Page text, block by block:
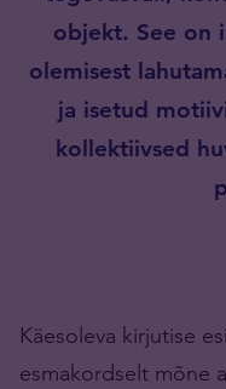
objekt. See on
olemisest
ja isetud
kollektiivsed
Käesoleva kirjutise
esmakordselt mõne